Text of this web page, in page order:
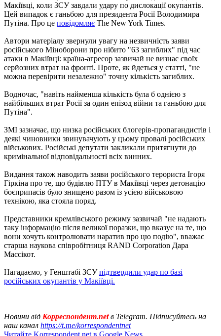
Макіївці, коли ЗСУ завдали удару по дислокації окупантів.
Цей випадок є ганьбою для президента Росії Володимира
Путіна. Про це повідомляє The New York Times.
Автори матеріалу звернули увагу на незвичність заяви
російського Міноборони про нібито "63 загиблих" під час
атаки в Макіївці: країна-агресор зазвичай не визнає своїх
серйозних втрат на фронті. Проте, як йдеться у статті, "не
можна перевірити незалежно" точну кількість загиблих.
Водночас, "навіть найменша кількість була б однією з
найбільших втрат Росії за один епізод війни та ганьбою для
Путіна".
ЗМІ зазначає, що низка російських блогерів-пропагандистів і
деякі чиновники звинувачують у цьому провалі російських
військових. Російські депутати закликали притягнути до
кримінальної відповідальності всіх винних.
Видання також наводить заяви російського терориста Ігоря
Гіркіна про те, що будівлю ПТУ в Макіївці через детонацію
боєприпасів було знищено разом із усією військовою
технікою, яка стояла поряд.
Представники кремлівського режиму зазвичай "не надають
таку інформацію після великої поразки, що вказує на те, що
вони хочуть контролювати наратив про цю подію", вважає
старша наукова співробітниця RAND Corporation Дара
Массікот.
Нагадаємо, у Генштабі ЗСУпідтвердили удар по базі
російських окупантів у Макіївці.
Новини від Корреспондент.netв Telegram. Підписуйтесь на
наш канал https://t.me/korrespondentnet
Читайте Korrespondent.net в Google News